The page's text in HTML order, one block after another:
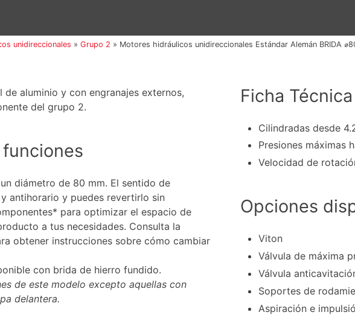
unidireccionales »Grupo 2 » Motores hidráulicos unidireccionales Estándar Alemán BRIDA
aluminio y con engranajes externos,
del grupo 2.
diámetro de 80 mm. El sentido de
antihorario y puedes revertirlo sin
para optimizar el espacio de
a tus necesidades. Consulta la
obtener instrucciones sobre cómo cambiar
con brida de hierro fundido.
de este modelo excepto aquellas con
delantera.
Ficha Técnica
Cilindradas desde
Presiones máximas
Velocidad de
Opciones
Viton
Válvula de máxima
Válvula
Soportes de
Aspiración e